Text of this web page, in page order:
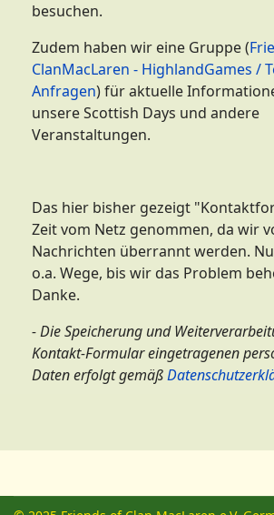
besuchen.
Zudem haben wir eine Gruppe (
ClanMacLaren - HighlandGames /
Anfragen) für aktuelle
unsere Scottish Days und andere
Veranstaltungen.
Das hier bisher gezeigt
Zeit vom Netz genommen, da wir
Nachrichten überrannt werden.
o.a. Wege, bis wir das Problem
Danke.
- Die Speicherung und
Kontakt-Formular eingetragenen
Daten erfolgt gemäß